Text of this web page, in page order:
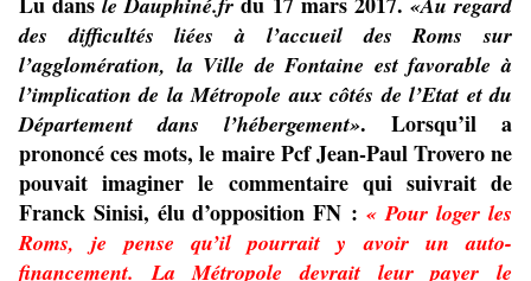
des difficultés liées à l’accueil des Roms sur
l’agglomération, la Ville de Fontaine est favorable à
l’implication de la Métropole aux côtés de l’Etat et du
Département dans l’hébergement». Lorsqu’il a
prononcé ces mots, le maire Pcf Jean-Paul Trovero ne
pouvait imaginer le commentaire qui suivrait de
Franck Sinisi, élu d’opposition FN : « Pour loger les
Roms, je pense qu’il pourrait y avoir un auto-
financement. La Métropole devrait leur payer le